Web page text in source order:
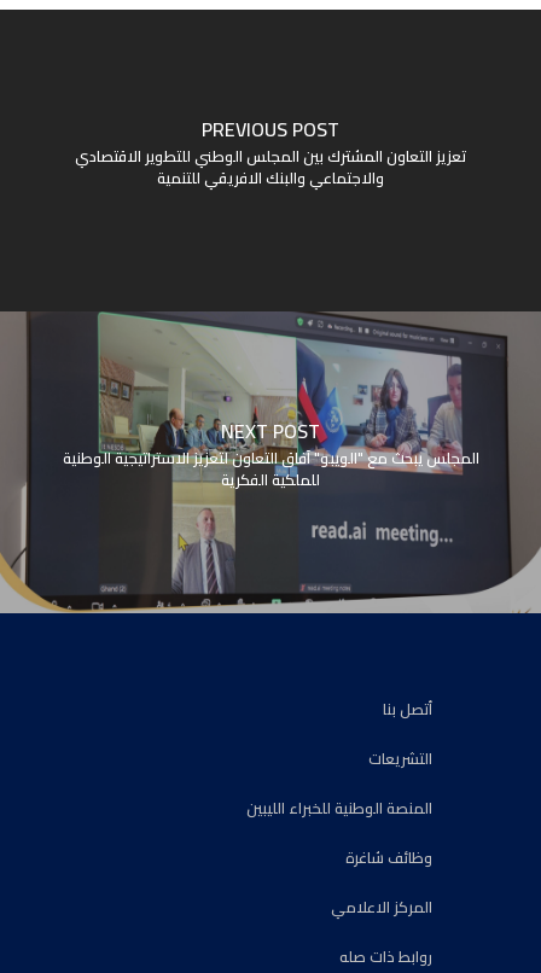
PREVIOUS POST
تعزيز التعاون المشترك بين المجلس الوطني للتطوير الاقتصادي
والاجتماعي والبنك الافريقي للتنمية
NEXT POST
المجلس يبحث مع "الويبو" آفاق التعاون لتعزيز الاستراتيجية الوطنية
للملكية الفكرية
أتصل بنا
التشريعات
المنصة الوطنية للخبراء الليبين
وظائف شاغرة
المركز الاعلامي
روابط ذات صله